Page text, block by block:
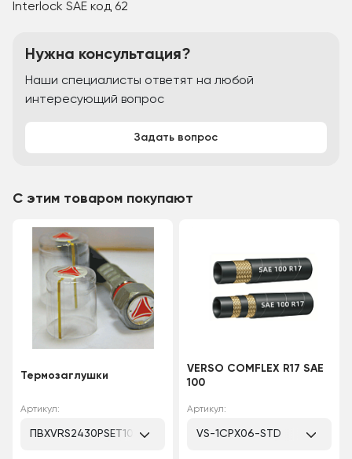
Interlock SAE код 62
Нужна консультация?
Наши специалисты ответят на любой
интересующий вопрос
Задать вопрос
С этим товаром покупают
Термозаглушки
Артикул:
ПВХVRS2430PSET1000
VERSO COMFLEX R17 SAE
100
Артикул:
VS-1CPX06-STD